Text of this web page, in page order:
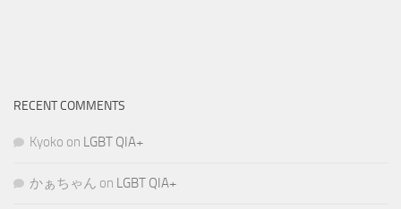
RECENT COMMENTS
Kyoko on LGBT QIA+
かぁちゃん on LGBT QIA+